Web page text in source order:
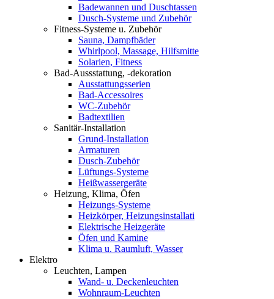
Badewannen und Duschtassen
Dusch-Systeme und Zubehör
Fitness-Systeme u. Zubehör
Sauna, Dampfbäder
Whirlpool, Massage, Hilfsmitte
Solarien, Fitness
Bad-Aussstattung, -dekoration
Ausstattungsserien
Bad-Accessoires
WC-Zubehör
Badtextilien
Sanitär-Installation
Grund-Installation
Armaturen
Dusch-Zubehör
Lüftungs-Systeme
Heißwassergeräte
Heizung, Klima, Öfen
Heizungs-Systeme
Heizkörper, Heizungsinstallati
Elektrische Heizgeräte
Öfen und Kamine
Klima u. Raumluft, Wasser
Elektro
Leuchten, Lampen
Wand- u. Deckenleuchten
Wohnraum-Leuchten